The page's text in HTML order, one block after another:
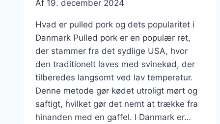
Af 19. december 2024
Hvad er pulled pork og dets popularitet i
Danmark Pulled pork er en populær ret,
der stammer fra det sydlige USA, hvor
den traditionelt laves med svinekød, der
tilberedes langsomt ved lav temperatur.
Denne metode gør kødet utroligt mørt og
saftigt, hvilket gør det nemt at trække fra
hinanden med en gaffel. I Danmark er…